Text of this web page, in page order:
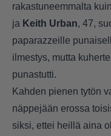
rakastuneemmalta
ja Keith Urban, 47,
paparazzeille
ilmestys, mutta
punastutti.
Kahden pienen tytön
näppejään erossa
siksi, ettei heillä aina